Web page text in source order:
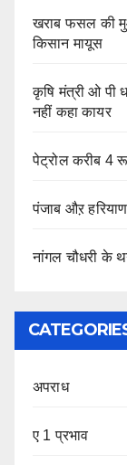
खराब फसल की
किसान मायूस
कृषि मंत्री ओ पी
नहीं कहा कायर
पेट्रोल करीब 4
पंजाब औऱ
नांगल चौधरी के
अपराध
ए 1 प्रभाव